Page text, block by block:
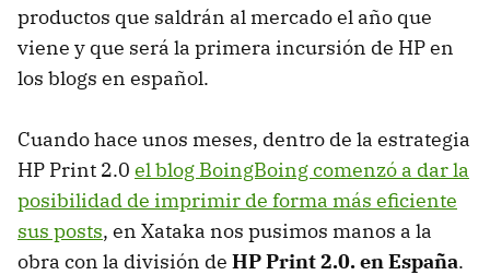
productos que saldrán al mercado el año que
viene y que será la primera incursión de HP en
los blogs en español.
Cuando hace unos meses, dentro de la estrategia
HP Print 2.0 el blog BoingBoing comenzó a dar la
posibilidad de imprimir de forma más eficiente
sus posts, en Xataka nos pusimos manos a la
obra con la división de HP Print 2.0. en España.